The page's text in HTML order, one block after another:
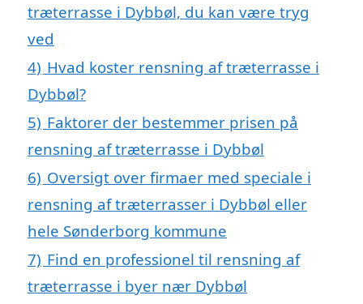
træterrasse i Dybbøl, du kan være tryg
ved
4) Hvad koster rensning af træterrasse i
Dybbøl?
5) Faktorer der bestemmer prisen på
rensning af træterrasse i Dybbøl
6) Oversigt over firmaer med speciale i
rensning af træterrasser i Dybbøl eller
hele Sønderborg kommune
7) Find en professionel til rensning af
træterrasse i byer nær Dybbøl